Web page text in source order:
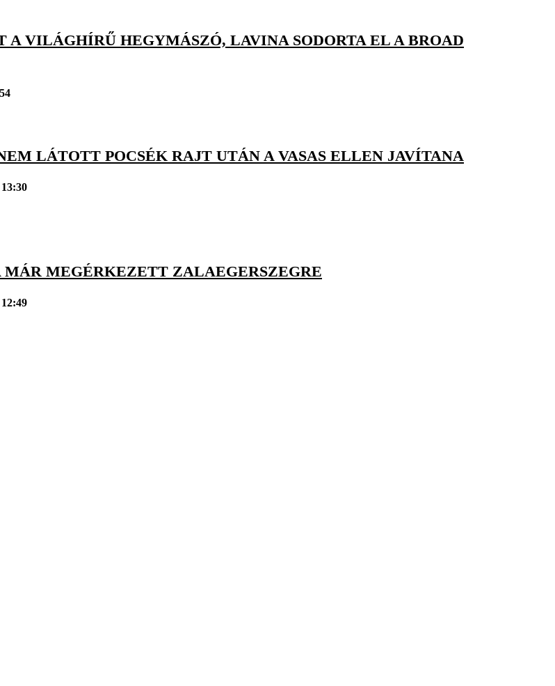
A VILÁGHÍRŰ HEGYMÁSZÓ, LAVINA SODORTA EL A BROAD
LÁTOTT POCSÉK RAJT UTÁN A VASAS ELLEN JAVÍTANA
MÁR MEGÉRKEZETT ZALAEGERSZEGRE